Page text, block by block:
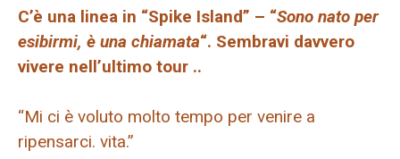
C’è una linea in “Spike Island” – “Sono nato per
esibirmi, è una chiamata“. Sembravi davvero
vivere nell’ultimo tour ..
“Mi ci è voluto molto tempo per venire a
ripensarci. vita.”